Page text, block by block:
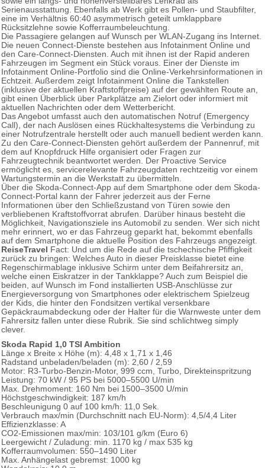
Serienausstattung. Ebenfalls ab Werk gibt es Pollen- und Staubfilter,
eine im Verhältnis 60:40 asymmetrisch geteilt umklappbare
Rücksitzlehne sowie Kofferraumbeleuchtung.
Die Passagiere gelangen auf Wunsch per WLAN-Zugang ins Internet.
Die neuen Connect-Dienste bestehen aus Infotainment Online und
den Care-Connect-Diensten. Auch mit ihnen ist der Rapid anderen
Fahrzeugen im Segment ein Stück voraus. Einer der Dienste im
Infotainment Online-Portfolio sind die Online-Verkehrsinformationen in
Echtzeit. Außerdem zeigt Infotainment Online die Tankstellen
(inklusive der aktuellen Kraftstoffpreise) auf der gewählten Route an,
gibt einen Überblick über Parkplätze am Zielort oder informiert mit
aktuellen Nachrichten oder dem Wetterbericht.
Das Angebot umfasst auch den automatischen Notruf (Emergency
Call), der nach Auslösen eines Rückhaltesystems die Verbindung zu
einer Notrufzentrale herstellt oder auch manuell bedient werden kann.
Zu den Care-Connect-Diensten gehört außerdem der Pannenruf, mit
dem auf Knopfdruck Hilfe organisiert oder Fragen zur
Fahrzeugtechnik beantwortet werden. Der Proactive Service
ermöglicht es, servicerelevante Fahrzeugdaten rechtzeitig vor einem
Wartungstermin an die Werkstatt zu übermitteln.
Über die Skoda-Connect-App auf dem Smartphone oder dem Skoda-
Connect-Portal kann der Fahrer jederzeit aus der Ferne
Informationen über den Schließzustand von Türen sowie den
verbliebenen Kraftstoffvorrat abrufen. Darüber hinaus besteht die
Möglichkeit, Navigationsziele ins Automobil zu senden. Wer sich nicht
mehr erinnert, wo er das Fahrzeug geparkt hat, bekommt ebenfalls
auf dem Smartphone die aktuelle Position des Fahrzeugs angezeigt.
ReiseTravel Fact: Und um die Rede auf die tschechische Pfiffigkeit
zurück zu bringen: Welches Auto in dieser Preisklasse bietet eine
Regenschirmablage inklusive Schirm unter dem Beifahrersitz an,
welche einen Eiskratzer in der Tankklappe? Auch zum Beispiel die
beiden, auf Wunsch im Fond installierten USB-Anschlüsse zur
Energieversorgung von Smartphones oder elektrischem Spielzeug
der Kids, die hinter den Fondsitzen vertikal versenkbare
Gepäckraumabdeckung oder der Halter für die Warnweste unter dem
Fahrersitz fallen unter diese Rubrik. Sie sind schlichtweg simply
clever.
Skoda Rapid 1,0 TSI Ambition
Länge x Breite x Höhe (m): 4,48 x 1,71 x 1,46
Radstand unbeladen/beladen (m): 2,60 / 2,59
Motor: R3-Turbo-Benzin-Motor, 999 ccm, Turbo, Direkteinspritzung
Leistung: 70 kW / 95 PS bei 5000–5500 U/min
Max. Drehmoment: 160 Nm bei 1500–3500 U/min
Höchstgeschwindigkeit: 187 km/h
Beschleunigung 0 auf 100 km/h: 11,0 Sek.
Verbrauch max/min (Durchschnitt nach EU-Norm): 4,5/4,4 Liter
Effizienzklasse: A
CO2-Emissionen max/min: 103/101 g/km (Euro 6)
Leergewicht / Zuladung: min. 1170 kg / max 535 kg
Kofferraumvolumen: 550–1490 Liter
Max. Anhängelast gebremst: 1000 kg